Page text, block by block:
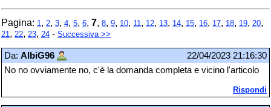
Pagina: 1, 2, 3, 4, 5, 6, 7, 8, 9, 10, 11, 12, 13, 14, 15, 16, 17, 18, 19, 20,
21, 22, 23, 24 - Successiva >>
Da: AlbiG96
22/04/2023 21:16:30
No no ovviamente no, c'è la domanda completa e vicino l'articolo
Rispondi